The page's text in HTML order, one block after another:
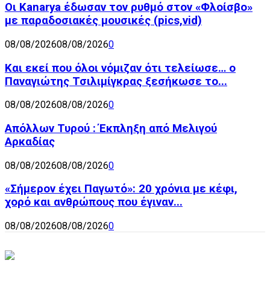
Οι Kanarya έδωσαν τον ρυθμό στον «Φλοίσβο»
με παραδοσιακές μουσικές (pics,vid)
08/08/202608/08/20260
Και εκεί που όλοι νόμιζαν ότι τελείωσε… ο
Παναγιώτης Τσιλιμίγκρας ξεσήκωσε το...
08/08/202608/08/20260
Απόλλων Τυρού : Έκπληξη από Μελιγού
Αρκαδίας
08/08/202608/08/20260
«Σήμερον έχει Παγωτό»: 20 χρόνια με κέφι,
χορό και ανθρώπους που έγιναν...
08/08/202608/08/20260